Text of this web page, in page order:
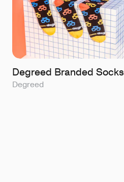
Degreed Branded Socks
Degreed